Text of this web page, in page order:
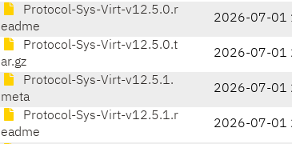
Protocol-Sys-Virt-v12.5.0.r
eadme
2026-07-01
Protocol-Sys-Virt-v12.5.0.t
ar.gz
2026-07-01
Protocol-Sys-Virt-v12.5.1.
meta
2026-07-01
Protocol-Sys-Virt-v12.5.1.r
eadme
2026-07-01